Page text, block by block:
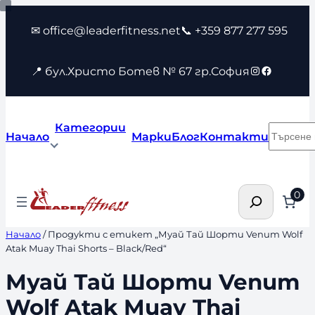
Към
съдържанието
✉ office@leaderfitness.net📞 +359 877 277 595
📍 бул.Христо Ботев № 67 гр.София Instagram
Facebook
Начало
Категории
МаркиБлогКонтакти
Търсене 0
Начало/ Продукти с етикет „Муай Тай Шорти Venum Wolf
Atak Muay Thai Shorts – Black/Red“
Муай Тай Шорти Venum
Wolf Atak Muay Thai